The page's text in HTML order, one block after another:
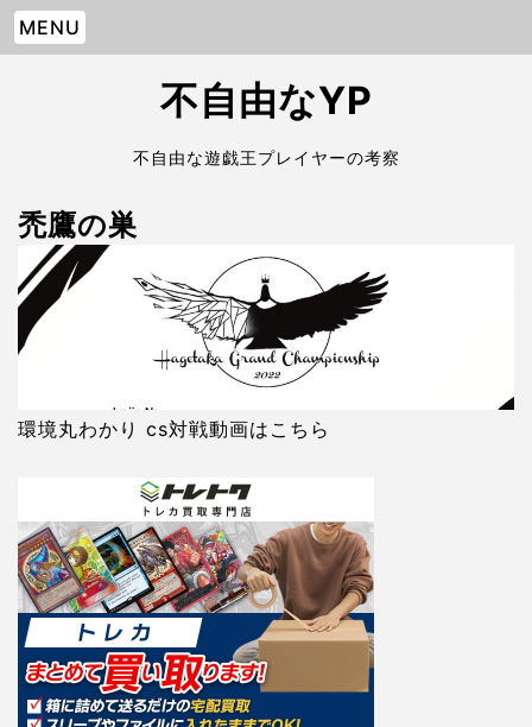
MENU
不自由なYP
不自由な遊戯王プレイヤーの考察
禿鷹の巣
環境丸わかり cs対戦動画はこちら